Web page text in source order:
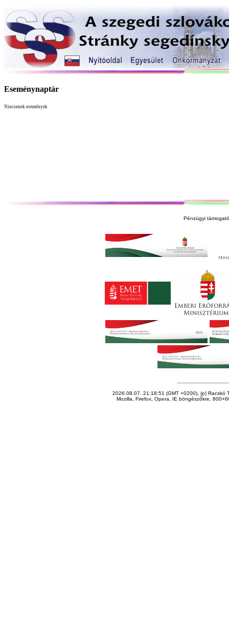
Eseménynaptár
Nincsenek események
Pénzügyi
2026.08.07. 21:18:51 (GMT +0200), (p) Racskó
Mozilla, Firefox, Opera, IE böngészőkre,